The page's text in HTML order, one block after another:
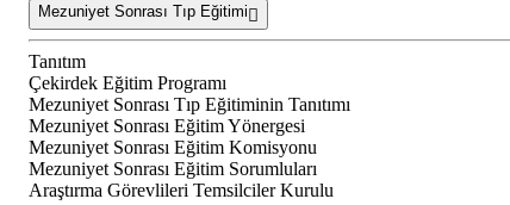
Mezuniyet Sonrası Tıp Eğitimi
Tanıtım
Çekirdek Eğitim Programı
Mezuniyet Sonrası Tıp Eğitiminin Tanıtımı
Mezuniyet Sonrası Eğitim Yönergesi
Mezuniyet Sonrası Eğitim Komisyonu
Mezuniyet Sonrası Eğitim Sorumluları
Araştırma Görevlileri Temsilciler Kurulu